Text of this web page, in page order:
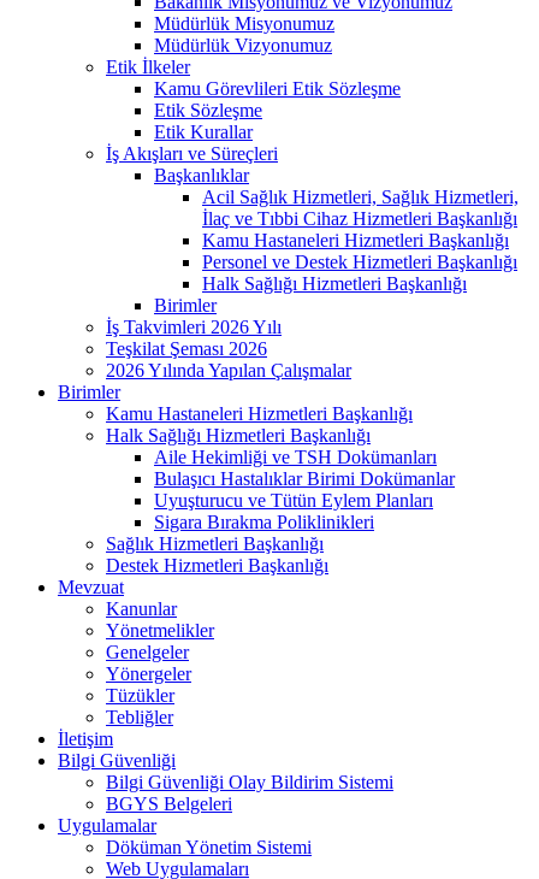
Müdürlük Misyonumuz
Müdürlük Vizyonumuz
Etik İlkeler
Kamu Görevlileri Etik Sözleşme
Etik Sözleşme
Etik Kurallar
İş Akışları ve Süreçleri
Başkanlıklar
Acil Sağlık Hizmetleri, Sağlık Hizmetleri,
İlaç ve Tıbbi Cihaz Hizmetleri Başkanlığı
Kamu Hastaneleri Hizmetleri Başkanlığı
Personel ve Destek Hizmetleri Başkanlığı
Halk Sağlığı Hizmetleri Başkanlığı
Birimler
İş Takvimleri 2026 Yılı
Teşkilat Şeması 2026
2026 Yılında Yapılan Çalışmalar
Birimler
Kamu Hastaneleri Hizmetleri Başkanlığı
Halk Sağlığı Hizmetleri Başkanlığı
Aile Hekimliği ve TSH Dokümanları
Bulaşıcı Hastalıklar Birimi Dokümanlar
Uyuşturucu ve Tütün Eylem Planları
Sigara Bırakma Poliklinikleri
Sağlık Hizmetleri Başkanlığı
Destek Hizmetleri Başkanlığı
Mevzuat
Kanunlar
Yönetmelikler
Genelgeler
Yönergeler
Tüzükler
Tebliğler
İletişim
Bilgi Güvenliği
Bilgi Güvenliği Olay Bildirim Sistemi
BGYS Belgeleri
Uygulamalar
Döküman Yönetim Sistemi
Web Uygulamaları